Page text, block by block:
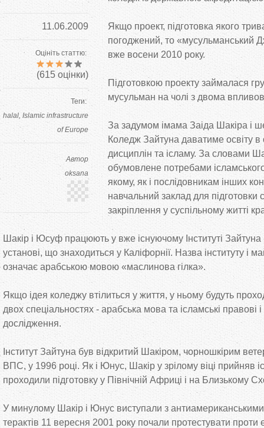
11.06.2009
Оцініть статтю:
(615 оцінки)
Теги:
halal Islamic infrastructure
of Europe
Автор
oksana
Якщо проект, підготовка якого
погоджений, то «мусульманський
вже восени 2010 року.
Підготовкою проекту займалася
мусульман на чолі з двома
За задумом імама Заіда Шакіра і
Коледж Зайтуна даватиме освіту в
дисциплін та ісламу. За словами
обумовлене потребами
якому, як і послідовникам інших
навчальний заклад для підготовки
закріплення у суспільному житті
Шакір і Юсуф працюють у вже існуючому Інституті Зайтуна -
установі, що знаходиться у Каліфорнії. Назва інституту і
означає арабською мовою «маслинова гілка».
Якщо ідея коледжу втілиться у життя, у ньому будуть
двох спеціальностях - арабська мова та ісламські правові і
дослідження.
Інститут Зайтуна був відкритий Шакіром, чорношкірим
ВПС, у 1996 році. Як і Юнус, Шакір у зрілому віці прийняв
проходили підготовку у Північній Африці і на Близькому
У минулому Шакір і Юнус виступали з
терактів 11 вересня 2001 року почали протестувати проти